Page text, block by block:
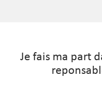
Je fais ma part